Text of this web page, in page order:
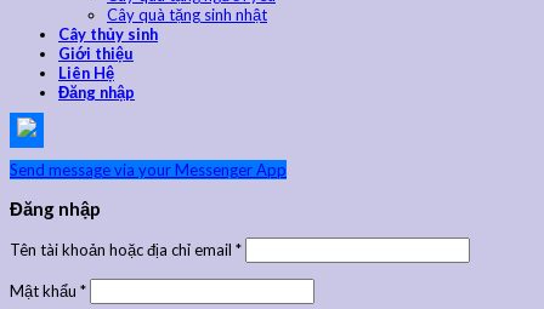
Cây quà tặng sinh nhật
Cây thủy sinh
Giới thiệu
Liên Hệ
Đăng nhập
Send message via your Messenger App
Đăng nhập
Tên tài khoản hoặc địa chỉ email *
Mật khẩu *